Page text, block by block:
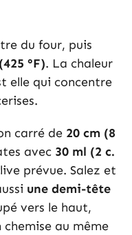
du four, puis
°F). La chaleur
elle qui concentre
carré de 20 cm (8
avec 30 ml (2 c.
prévue. Salez et
une demi-tête
vers le haut,
chemise au même